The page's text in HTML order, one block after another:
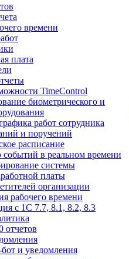
времени
плата
TimeControl
биометрического и
работ сотрудника
и поручений
расписание
в реальном времени
системы
платы
организации
рабочего времени
с 1С 7.7, 8.1, 8.2, 8.3
отчетов
бот и уведомления